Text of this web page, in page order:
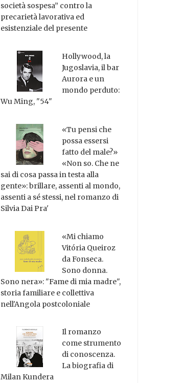
società sospesa” contro la
precarietà lavorativa ed
esistenziale del presente
Hollywood, la
Jugoslavia, il bar
Aurora e un
mondo perduto:
Wu Ming, "54"
«Tu pensi che
possa essersi
fatto del male?»
«Non so. Che ne
sai di cosa passa in testa alla
gente»: brillare, assenti al mondo,
assenti a sé stessi, nel romanzo di
Silvia Dai Pra'
«Mi chiamo
Vitória Queiroz
da Fonseca.
Sono donna.
Sono nera»: "Fame di mia madre",
storia familiare e collettiva
nell'Angola postcoloniale
Il romanzo
come strumento
di conoscenza.
La biografia di
Milan Kundera